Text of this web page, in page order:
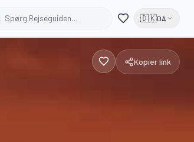
Spørg Rejseguiden… 🇩🇰DA
Kopier link